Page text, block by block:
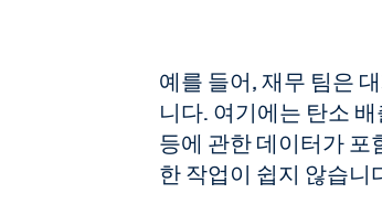
예를 들어, 재무 팀은
니다. 여기에는 탄소
등에 관한 데이터가 포
한 작업이 쉽지 않습니